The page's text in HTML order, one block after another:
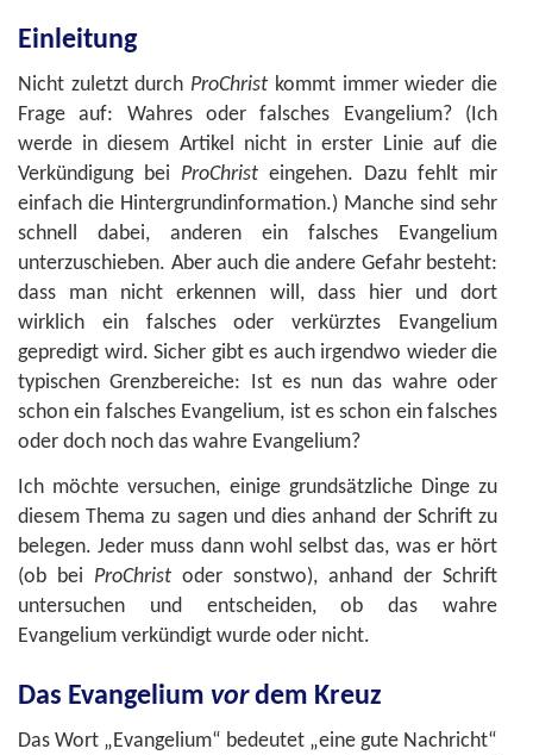
Einleitung
Nicht zuletzt durch ProChrist kommt immer wieder die
Frage auf: Wahres oder falsches Evangelium? (Ich
werde in diesem Artikel nicht in erster Linie auf die
Verkündigung bei ProChrist eingehen. Dazu fehlt mir
einfach die Hintergrundinformation.) Manche sind sehr
schnell dabei, anderen ein falsches Evangelium
unterzuschieben. Aber auch die andere Gefahr besteht:
dass man nicht erkennen will, dass hier und dort
wirklich ein falsches oder verkürztes Evangelium
gepredigt wird. Sicher gibt es auch irgendwo wieder die
typischen Grenzbereiche: Ist es nun das wahre oder
schon ein falsches Evangelium, ist es schon ein falsches
oder doch noch das wahre Evangelium?
Ich möchte versuchen, einige grundsätzliche Dinge zu
diesem Thema zu sagen und dies anhand der Schrift zu
belegen. Jeder muss dann wohl selbst das, was er hört
(ob bei ProChrist oder sonstwo), anhand der Schrift
untersuchen und entscheiden, ob das wahre
Evangelium verkündigt wurde oder nicht.
Das Evangelium vordem Kreuz
Das Wort „Evangelium“ bedeutet „eine gute Nachricht“